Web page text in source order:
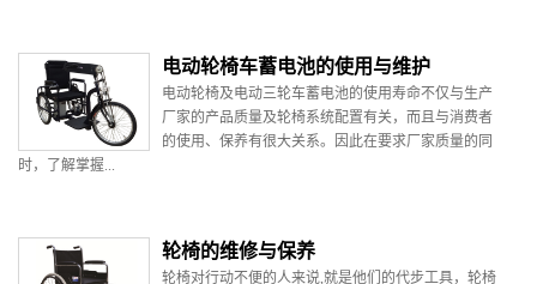
电动轮椅车蓄电池的使用与维护
电动轮椅及电动三轮车蓄电池的使用寿命不仅与生产
厂家的产品质量及轮椅系统配置有关，而且与消费者
的使用、保养有很大关系。因此在要求厂家质量的同
时，了解掌握...
轮椅的维修与保养
轮椅对行动不便的人来说,就是他们的代步工具，轮椅